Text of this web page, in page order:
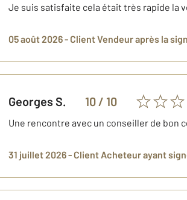
Je suis satisfaite cela était très rapide la
05 août 2026 - Client Vendeuraprès la
Georges S. 10 / 10
Une rencontre avec un conseiller de bon
31 juillet 2026 - Client Acheteurayant